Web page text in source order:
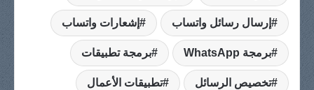
إرسال رسائل واتساب إشعارات واتساب
برمجة WhatsApp برمجة تطبيقات
تخصيص الرسائل تطبيقات الأعمال